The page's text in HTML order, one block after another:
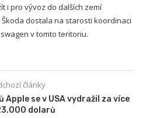
i pro vývoz do dalších zemí
dostala na starosti koordinaci
v tomto teritoriu.
články
se v USA vydražil za více
dolarů